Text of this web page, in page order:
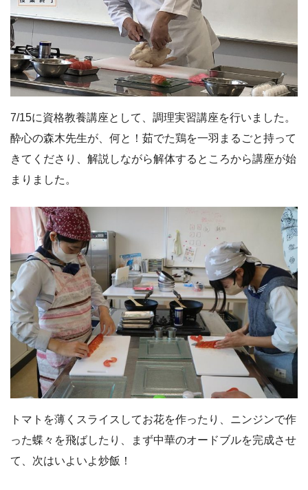
7/15に資格教養講座として、調理実習講座を行いました。
酔心の森木先生が、何と！茹でた鶏を一羽まるごと持って
きてくださり、解説しながら解体するところから講座が始
まりました。
トマトを薄くスライスしてお花を作ったり、ニンジンで作
った蝶々を飛ばしたり、まず中華のオードブルを完成させ
て、次はいよいよ炒飯！